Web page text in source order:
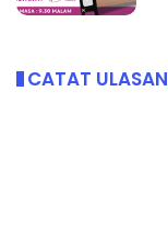
CATAT ULASAN